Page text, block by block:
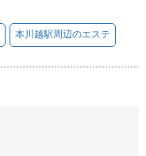
本川越駅周辺のエステ